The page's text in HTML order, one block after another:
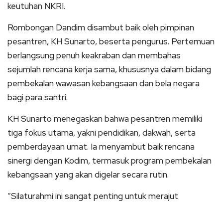
keutuhan NKRI.
Rombongan Dandim disambut baik oleh pimpinan
pesantren, KH Sunarto, beserta pengurus. Pertemuan
berlangsung penuh keakraban dan membahas
sejumlah rencana kerja sama, khususnya dalam bidang
pembekalan wawasan kebangsaan dan bela negara
bagi para santri.
KH Sunarto menegaskan bahwa pesantren memiliki
tiga fokus utama, yakni pendidikan, dakwah, serta
pemberdayaan umat. Ia menyambut baik rencana
sinergi dengan Kodim, termasuk program pembekalan
kebangsaan yang akan digelar secara rutin.
“Silaturahmi ini sangat penting untuk merajut